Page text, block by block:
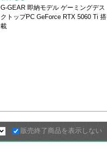
G-GEAR 即納モデル ゲーミングデス
クトップPC GeForce RTX 5060 Ti 搭
載
販売終了商品を表示しない